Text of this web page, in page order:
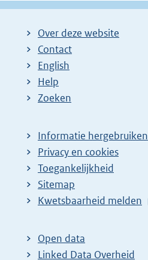
Over deze website
Contact
English
Help
Zoeken
Informatie hergebruiken
Privacy en cookies
Toegankelijkheid
Sitemap
E
t
e
Kwetsbaarheid melden
Open data
Linked Data Overheid